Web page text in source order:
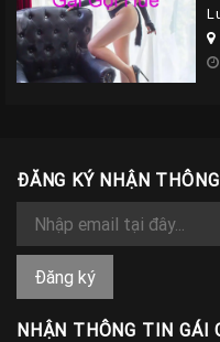
ĐĂNG KÝ NHẬN
NHẬN THÔNG TIN GÁI